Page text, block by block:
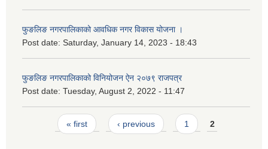
फुङलिङ नगरपालिकाको आवधिक नगर विकास योजना ।
Post date: Saturday, January 14, 2023 - 18:43
फुङलिङ नगरपालिकाको विनियोजन ऐन २०७९ राजपत्र
Post date: Tuesday, August 2, 2022 - 11:47
Pages« first ‹ previous 1 2